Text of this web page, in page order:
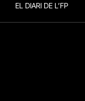
EL DIARI DE L’FP